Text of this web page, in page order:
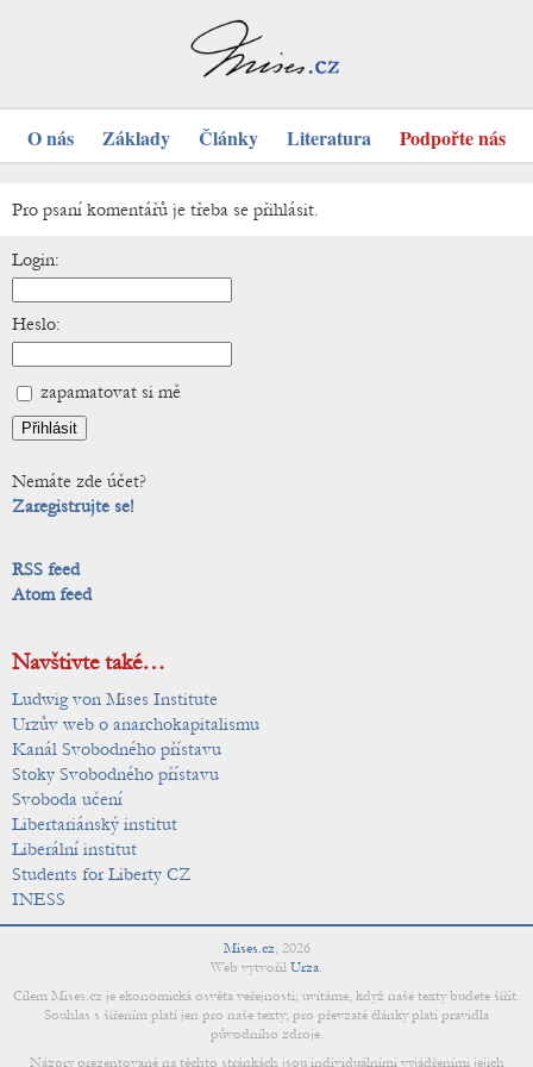
O nás Základy Články Literatura Podpořte nás
Pro psaní komentářů je třeba se přihlásit.
Login:
Heslo:
zapamatovat si mě
Nemáte zde účet?
Zaregistrujte se!
RSS feed
Atom feed
Navštivte také…
Ludwig von Mises Institute
Urzův web o anarchokapitalismu
Kanál Svobodného přístavu
Stoky Svobodného přístavu
Svoboda učení
Libertariánský institut
Liberální institut
Students for Liberty CZ
INESS
Mises.cz, 2026
Web vytvořil Urza.
Cílem Mises.cz je ekonomická osvěta veřejnosti; uvítáme, když naše texty budete šířit.
Souhlas s šířením platí jen pro naše texty; pro převzaté články platí pravidla
původního zdroje.
Názory prezentované na těchto stránkách jsou individuálními vyjádřeními jejich